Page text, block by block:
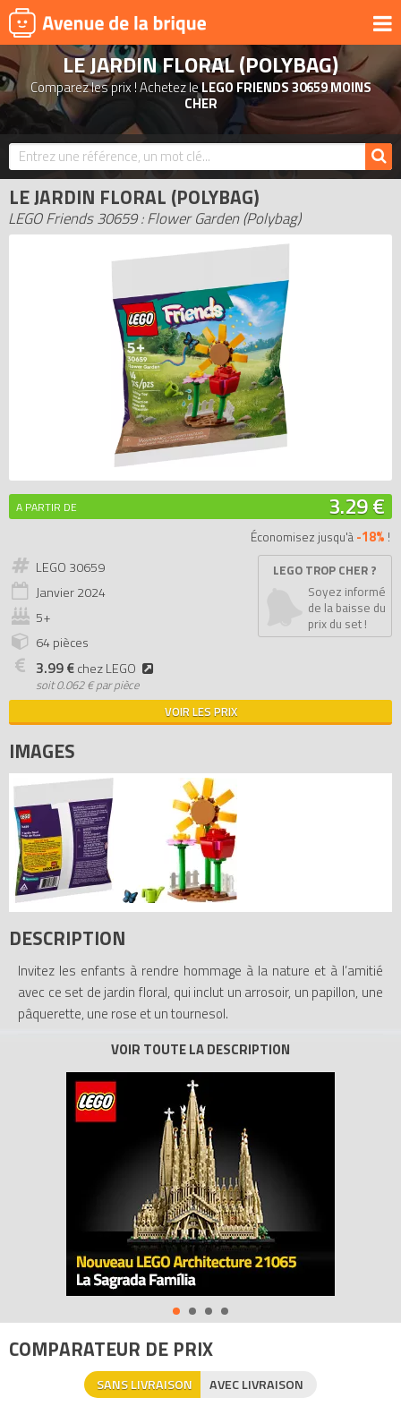
UNIVERS
PRODUITS DÉRIVÉS
NOUVEAUTÉS
LEGO 2026
BONS PLANS
ACTUALITÉS
ASSOCIATIONS DE FANS
EXPOSITIONS LEGO
LEGO LES PLUS CHERS
DERNIERS LEGO AJOUTÉS
LE JARDIN FLORAL (POLYBAG)
Comparez les prix ! Achetez leLEGO FRIENDS 30659 MOINS
CHER
LE JARDIN FLORAL (POLYBAG)
LEGO Friends 30659 : Flower Garden (Polybag)
A PARTIR DE 3.29 €
Économisez jusqu'à -18% !
LEGO 30659
Janvier2024
5+
64 pièces
3.99 €chez LEGO
soit0.062 € par pièce
LEGO TROP CHER ?
Soyez informé
de la baisse du
prix du set !
VOIR LES PRIX
IMAGES
DESCRIPTION
Invitez les enfants à rendre hommage à la nature et à l’amitié
avec ce set de jardin floral, qui inclut un arrosoir, un papillon, une
pâquerette, une rose et un tournesol.
Tous les prix duLEGO Friends 30659 Le jardin floral (Polybag)
(Flower Garden (Polybag))sur Avenue de la brique, comparateur
de prix 100% LEGO.
Code EAN du LEGO Friends 30659 : 5702017568805.
COMPARATEUR DE PRIX
SANS LIVRAISON AVEC LIVRAISON